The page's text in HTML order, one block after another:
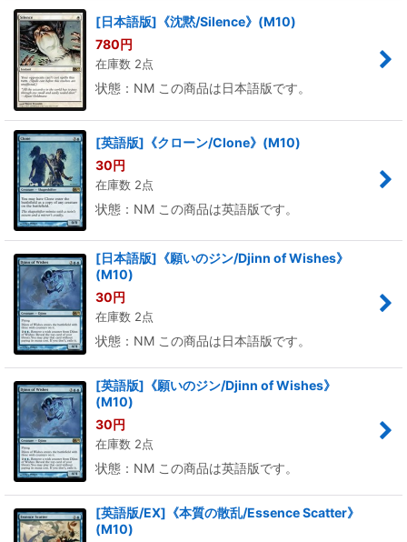
[日本語版]《沈黙/Silence》(M10)
780円
在庫数 2点
状態：NM この商品は日本語版です。
[英語版]《クローン/Clone》(M10)
30円
在庫数 2点
状態：NM この商品は英語版です。
[日本語版]《願いのジン/Djinn of Wishes》
(M10)
30円
在庫数 2点
状態：NM この商品は日本語版です。
[英語版]《願いのジン/Djinn of Wishes》
(M10)
30円
在庫数 2点
状態：NM この商品は英語版です。
[英語版/EX]《本質の散乱/Essence Scatter》
(M10)